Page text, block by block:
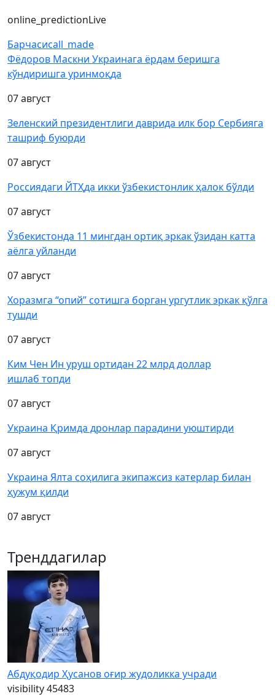
online_predictionLive
Барчасиcall_made
Фёдоров Маскни Украинага ёрдам беришга
кўндиришга уринмоқда
07 август
Зеленский президентлиги даврида илк бор Сербияга
ташриф буюрди
07 август
Россиядаги ЙТҲда икки ўзбекистонлик ҳалок бўлди
07 август
Ўзбекистонда 11 мингдан ортиқ эркак ўзидан катта
аёлга уйланди
07 август
Хоразмга “опий” сотишга борган ургутлик эркак қўлга
тушди
07 август
Ким Чен Ин уруш ортидан 22 млрд доллар
ишлаб топди
07 август
Украина Қримда дронлар парадини уюштирди
07 август
Украина Ялта соҳилига экипажсиз катерлар билан
ҳужум қилди
07 август
Тренддагилар
Абдуқодир Ҳусанов оғир жудоликка учради
visibility45483